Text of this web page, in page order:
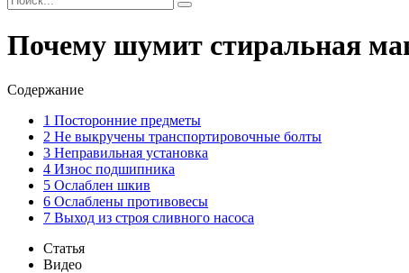
Почему шумит стиральная
Содержание
1 Посторонние предметы
2 Не выкручены транспортировочные болты
3 Неправильная установка
4 Износ подшипника
5 Ослаблен шкив
6 Ослаблены противовесы
7 Выход из строя сливного насоса
Статья
Видео